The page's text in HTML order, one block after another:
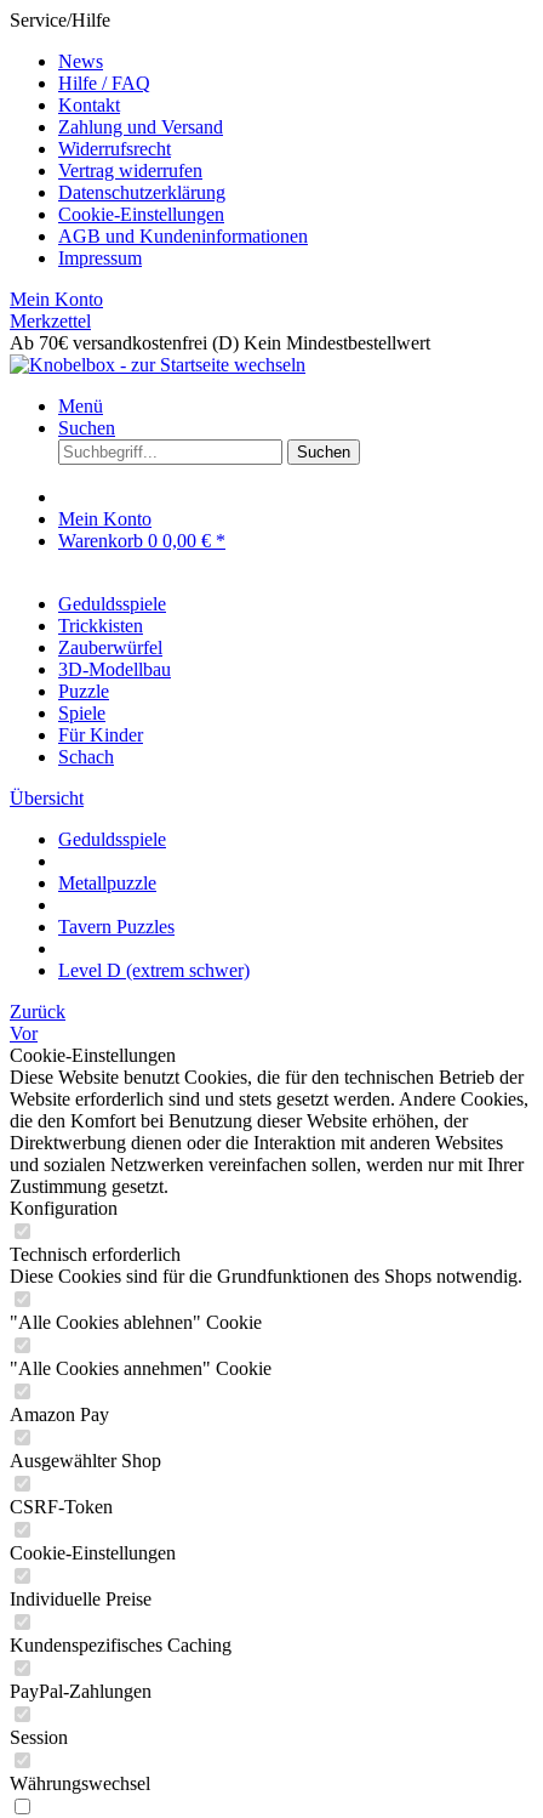
Service/Hilfe
News
Hilfe / FAQ
Kontakt
Zahlung und Versand
Widerrufsrecht
Vertrag widerrufen
Datenschutzerklärung
Cookie-Einstellungen
AGB und Kundeninformationen
Impressum
Mein Konto
Merkzettel
Ab 70€ versandkostenfrei (D) Kein Mindestbestellwert
Menü
Suchen
Suchen
Mein Konto
Warenkorb 0 0,00 € *
Geduldsspiele
Trickkisten
Zauberwürfel
3D-Modellbau
Puzzle
Spiele
Für Kinder
Schach
Übersicht
Geduldsspiele
Metallpuzzle
Tavern Puzzles
Level D (extrem schwer)
Zurück
Vor
Cookie-Einstellungen
Diese Website benutzt Cookies, die für den technischen Betrieb der
Website erforderlich sind und stets gesetzt werden. Andere Cookies,
die den Komfort bei Benutzung dieser Website erhöhen, der
Direktwerbung dienen oder die Interaktion mit anderen Websites
und sozialen Netzwerken vereinfachen sollen, werden nur mit Ihrer
Zustimmung gesetzt.
Konfiguration
Technisch erforderlich
Diese Cookies sind für die Grundfunktionen des Shops notwendig.
"Alle Cookies ablehnen" Cookie
"Alle Cookies annehmen" Cookie
Amazon Pay
Ausgewählter Shop
CSRF-Token
Cookie-Einstellungen
Individuelle Preise
Kundenspezifisches Caching
PayPal-Zahlungen
Session
Währungswechsel